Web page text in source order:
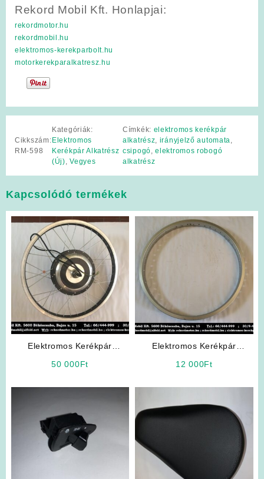
Rekord Mobil Kft. Honlapjai:
rekordmotor.hu
rekordmobil.hu
elektromos-kerekparbolt.hu
motorkerekparalkatresz.hu
Cikkszám:
RM-598
Kategóriák:
Elektromos
Kerékpár Alkatrész
(Új),Vegyes
Címkék: elektromos kerékpár
alkatrész, irányjelző automata,
csipogó,elektromos robogó
alkatrész
Kapcsolódó termékek
Elektromos Kerékpár
50 000Ft
Elektromos Kerékpár
12 000Ft